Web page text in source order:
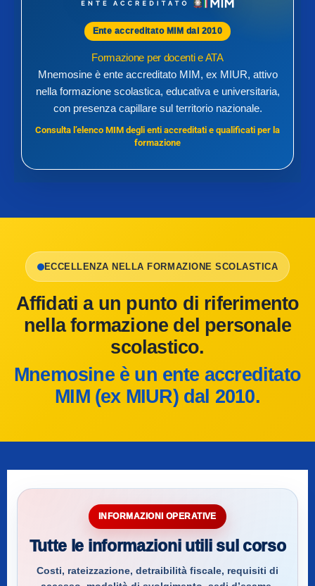
Ente accreditato MIM dal 2010
Formazione per docenti e ATA
Mnemosine è ente accreditato MIM, ex MIUR, attivo
nella formazione scolastica, educativa e universitaria,
con presenza capillare sul territorio nazionale.
Consulta l’elenco MIM degli enti accreditati e qualificati per la
formazione
ECCELLENZA NELLA FORMAZIONE SCOLASTICA
Affidati a un punto di riferimento
nella formazione del personale
scolastico.
Mnemosine è un ente accreditato
MIM (ex MIUR) dal 2010.
INFORMAZIONI OPERATIVE
Tutte le informazioni utili sul corso
Costi, rateizzazione, detraibilità fiscale, requisiti di